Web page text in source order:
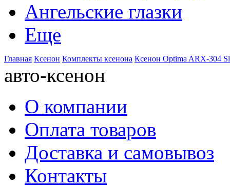
Ангельские глазки
Еще
Главная Ксенон Комплекты ксенона Ксенон Optima ARX-304
авто-ксенон
О компании
Оплата товаров
Доставка и самовывоз
Контакты